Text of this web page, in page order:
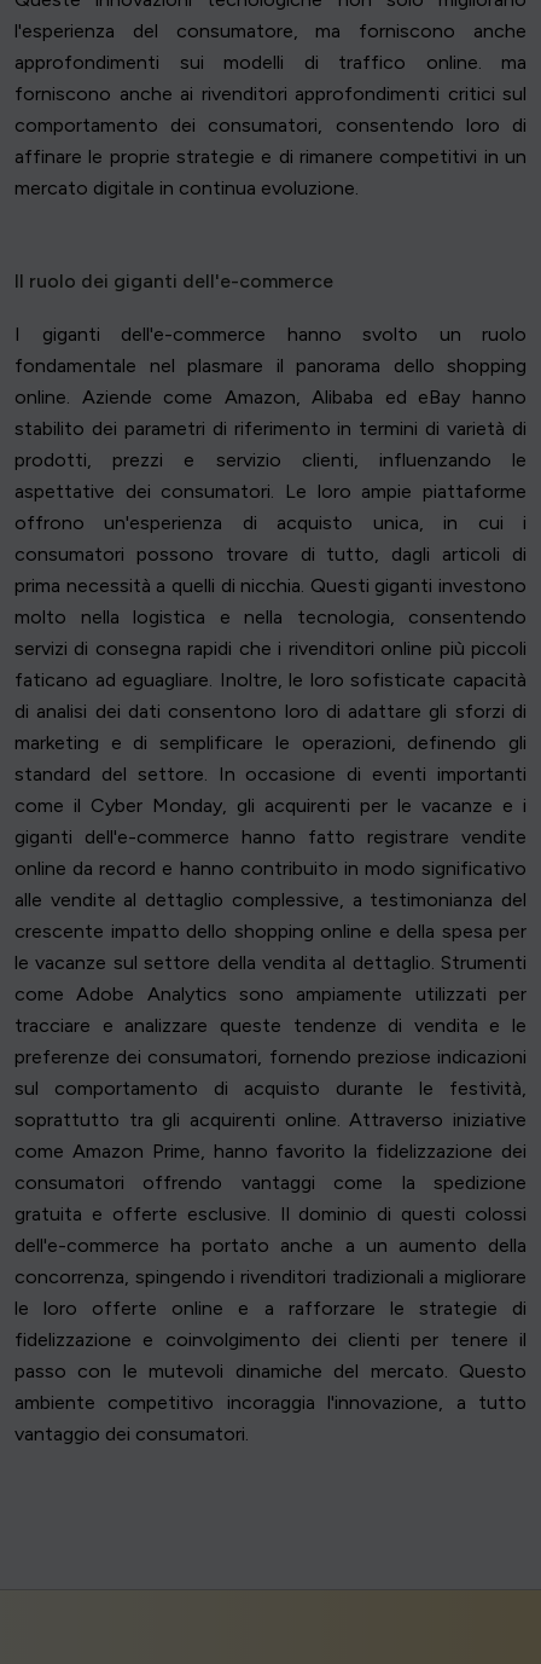
l'esperienza del consumatore, ma forniscono anche
approfondimenti sui modelli di traffico online. ma
forniscono anche ai rivenditori approfondimenti critici sul
comportamento dei consumatori, consentendo loro di
affinare le proprie strategie e di rimanere competitivi in un
mercato digitale in continua evoluzione.
Il ruolo dei giganti dell'e-commerce
I giganti dell'e-commerce hanno svolto un ruolo
fondamentale nel plasmare il panorama dello shopping
online. Aziende come Amazon, Alibaba ed eBay hanno
stabilito dei parametri di riferimento in termini di varietà di
prodotti, prezzi e servizio clienti, influenzando le
aspettative dei consumatori. Le loro ampie piattaforme
offrono un'esperienza di acquisto unica, in cui i
consumatori possono trovare di tutto, dagli articoli di
prima necessità a quelli di nicchia. Questi giganti investono
molto nella logistica e nella tecnologia, consentendo
servizi di consegna rapidi che i rivenditori online più piccoli
faticano ad eguagliare. Inoltre, le loro sofisticate capacità
di analisi dei dati consentono loro di adattare gli sforzi di
marketing e di semplificare le operazioni, definendo gli
standard del settore. In occasione di eventi importanti
come il Cyber Monday, gli acquirenti per le vacanze e i
giganti dell'e-commerce hanno fatto registrare vendite
online da record e hanno contribuito in modo significativo
alle vendite al dettaglio complessive, a testimonianza del
crescente impatto dello shopping online e della spesa per
le vacanze sul settore della vendita al dettaglio. Strumenti
come Adobe Analytics sono ampiamente utilizzati per
tracciare e analizzare queste tendenze di vendita e le
preferenze dei consumatori, fornendo preziose indicazioni
sul comportamento di acquisto durante le festività,
soprattutto tra gli acquirenti online. Attraverso iniziative
come Amazon Prime, hanno favorito la fidelizzazione dei
consumatori offrendo vantaggi come la spedizione
gratuita e offerte esclusive. Il dominio di questi colossi
dell'e-commerce ha portato anche a un aumento della
concorrenza, spingendo i rivenditori tradizionali a migliorare
le loro offerte online e a rafforzare le strategie di
fidelizzazione e coinvolgimento dei clienti per tenere il
passo con le mutevoli dinamiche del mercato. Questo
ambiente competitivo incoraggia l'innovazione, a tutto
vantaggio dei consumatori.